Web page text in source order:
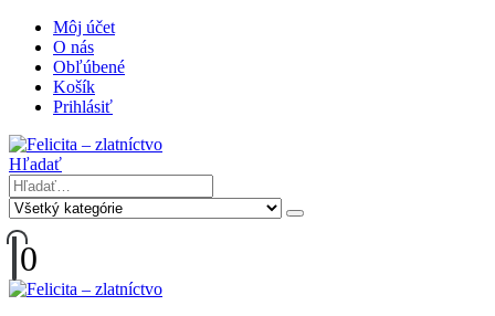
Môj účet
O nás
Obľúbené
Košík
Prihlásiť
Hľadať
0